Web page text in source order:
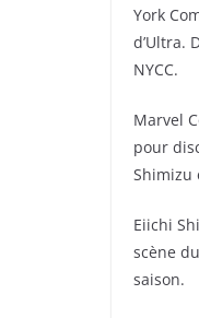
York
d’Ultra.
NYCC.
Marvel
pour
Shimizu
Eiichi
scène
saison.